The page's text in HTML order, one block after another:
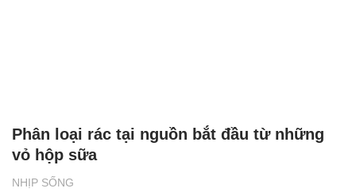
NHỊP SỐNG
Phân loại rác tại nguồn bắt đầu từ những
vỏ hộp sữa